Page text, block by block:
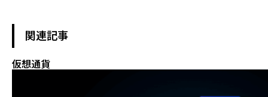
関連記事
仮想通貨